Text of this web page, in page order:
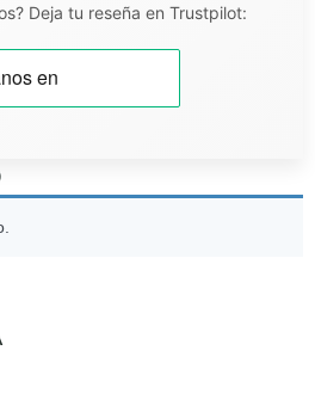
Deja tu reseña en Trustpilot: